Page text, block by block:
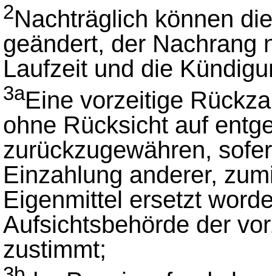
2Nachträglich können
geändert, der Nachrang
Laufzeit und die
3aEine vorzeitige
ohne Rücksicht auf
zurückzugewähren,
Einzahlung anderer,
Eigenmittel ersetzt
Aufsichtsbehörde der
zustimmt;